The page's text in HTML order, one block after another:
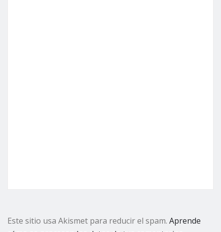
Este sitio usa Akismet para reducir el spam. Aprende